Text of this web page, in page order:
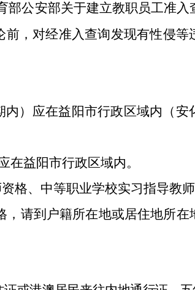
部公安部关于建立教职员工准入
前，对经准入查询发现有性侵等
）应在益阳市行政区域内（安
益阳市行政区域内。
格、中等职业学校实习指导教师
请到户籍所在地或居住地所在